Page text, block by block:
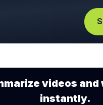
videos
instantly.